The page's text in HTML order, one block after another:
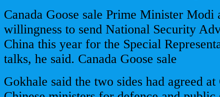
Canada Goose sale Prime Minister Modi
willingness to send National Security
China this year for the Special
talks, he said. Canada Goose sale
Gokhale said the two sides had agreed